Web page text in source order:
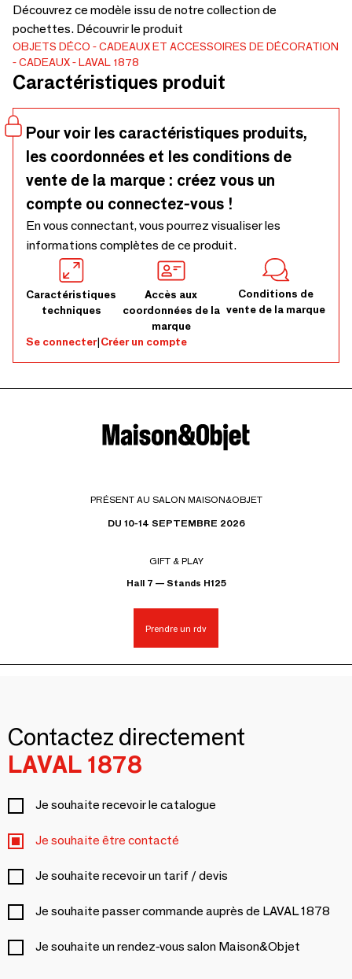
Découvrez ce modèle issu de notre collection de
pochettes. Découvrir le produit
OBJETS DÉCO
CADEAUX ET ACCESSOIRES DE DÉCORATION
CADEAUX
LAVAL 1878
Caractéristiques produit
Pour voir les caractéristiques produits,
les coordonnées et les conditions de
vente de la marque : créez vous un
compte ou connectez-vous !
En vous connectant, vous pourrez visualiser les
informations complètes de ce produit.
Caractéristiques
techniques
Accès aux
coordonnées de la
marque
Conditions de
vente de la marque
Se connecter|Créer un compte
PRÉSENT AU SALON MAISON&OBJET
DU 10-14 SEPTEMBRE 2026
GIFT & PLAY
Hall 7 — Stands H125
Prendre un rdv
Contactez directement
LAVAL 1878
Je souhaite recevoir le catalogue
Je souhaite être contacté
Je souhaite recevoir un tarif / devis
Je souhaite passer commande auprès de LAVAL 1878
Je souhaite un rendez-vous salon Maison&Objet